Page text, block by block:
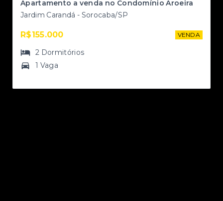
Apartamento a venda no Condomínio Aroeira
Jardim Carandá - Sorocaba/SP
R$155.000 VENDA
2 Dormitórios
1 Vaga